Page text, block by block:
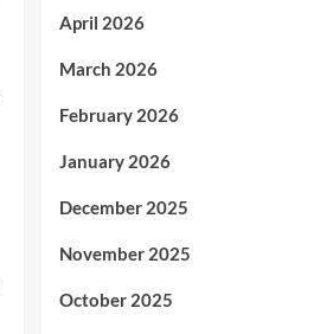
April 2026
March 2026
February 2026
January 2026
December 2025
November 2025
October 2025